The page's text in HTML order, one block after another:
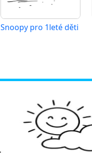
Snoopy pro 1leté děti